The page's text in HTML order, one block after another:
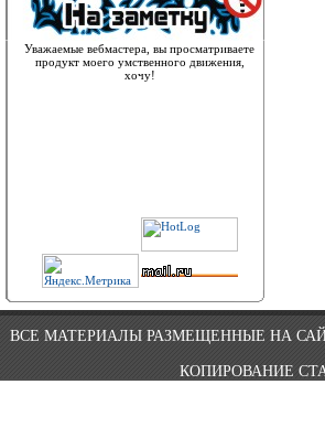
Уважаемые вебмастера, вы просматриваете
продукт моего умственного движения,
хочу!
ВСЕ МАТЕРИАЛЫ РАЗМЕЩЕННЫЕ НА
КОПИРОВАНИЕ